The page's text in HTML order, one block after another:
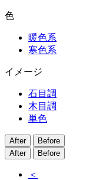
色
暖色系
寒色系
イメージ
石目調
木目調
単色
After
Before
After
Before
＜